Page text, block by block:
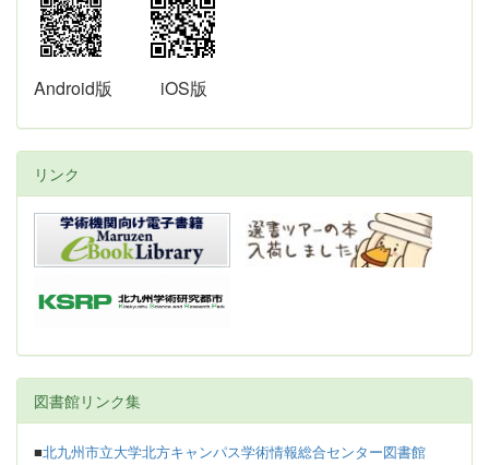
Android版 iOS版
リンク
図書館リンク集
■北九州市立大学北方キャンパス学術情報総合センター図書館